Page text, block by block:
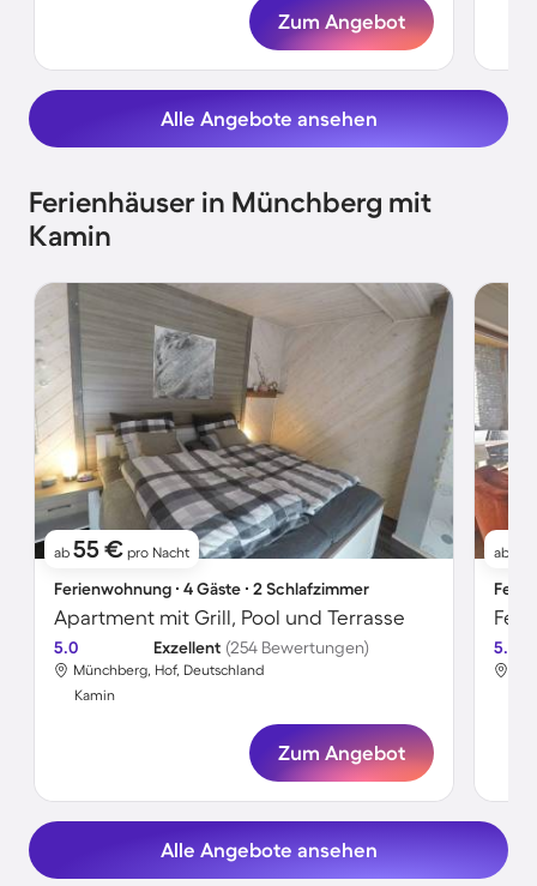
Zum Angebot
Alle Angebote ansehen
Ferienhäuser in Münchberg mit
Kamin
ab 55 € pro Nacht
Ferienwohnung ∙ 4 Gäste ∙ 2 Schlafzimmer
Apartment mit Grill, Pool und Terrasse
5.0 Exzellent (254 Bewertungen)
Münchberg, Hof, Deutschland
Kamin
Zum Angebot
ab
5.0
Alle Angebote ansehen